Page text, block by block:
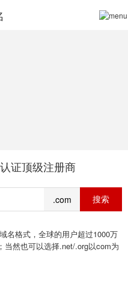
证顶级注册商
.com
名格式，全球的用户超过1000万
当然也可以选择.net/.org以com为